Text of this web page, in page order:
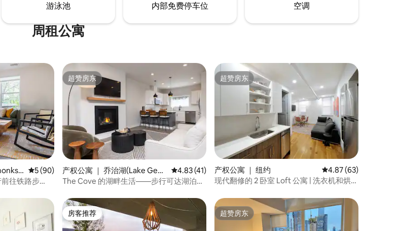
游泳池 内部免费停车位 空调
周租公寓
评价
平均评分 5 分（满分 5 分），共 90 条评价
5 (90)
往铁路步
超赞房东
超赞房东
产权公寓 ｜ 乔治湖(Lake Geor
ge)
平均评分 4.83 分（满分 5 分），共 41 条评价
4.83 (41)
The Cove 的湖畔生活——步行可达湖泊和
超赞房东
超赞房东
产权公寓 ｜ 纽约 平均评分 4.87 分（满
4.87 (63)
现代翻修的 2 卧室 Loft 公寓 | 洗衣机和烘干
房客推荐
房客推荐 超赞房东
超赞房东